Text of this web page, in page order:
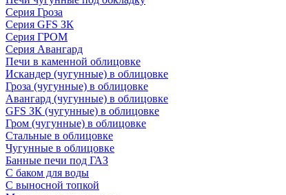
Серия Гроза
Серия GFS ЗК
Серия ГРОМ
Серия Авангард
Печи в каменной облицовке
Искандер (чугунные) в облицовке
Гроза (чугунные) в облицовке
Авангард (чугунные) в облицовке
GFS ЗК (чугунные) в облицовке
Гром (чугунные) в облицовке
Стальные в облицовке
Чугунные в облицовке
Банные печи под ГАЗ
С баком для воды
С выносной топкой